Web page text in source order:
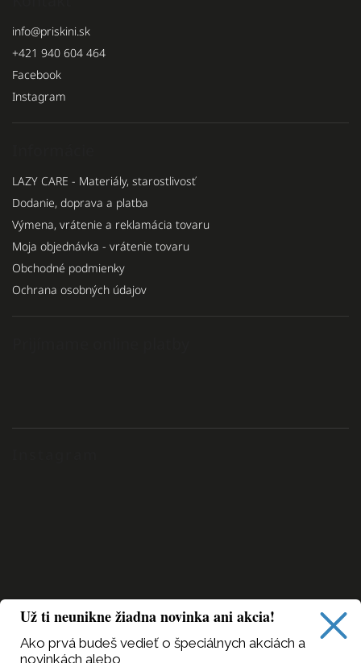
info@priskini.sk
+421 940 604 464
Facebook
Instagram
LAZY CARE - Materiály, starostlivosť
Dodanie, doprava a platba
Výmena, vrátenie a reklamácia tovaru
Moja objednávka - vrátenie tovaru
Obchodné podmienky
Ochrana osobných údajov
Už ti neunikne žiadna novinka ani akcia!
Ako prvá budeš vedieť o špeciálnych akciách a
novinkách alebo